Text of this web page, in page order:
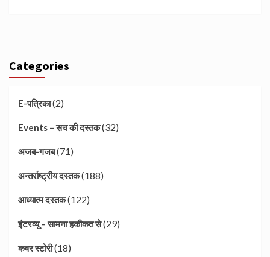
Categories
E-पत्रिका(2)
Events – सच की दस्तक(32)
अजब-गजब(71)
अन्तर्राष्ट्रीय दस्तक(188)
आध्यात्म दस्तक(122)
इंटरव्यू – सामना हकीकत से(29)
कवर स्टोरी(18)